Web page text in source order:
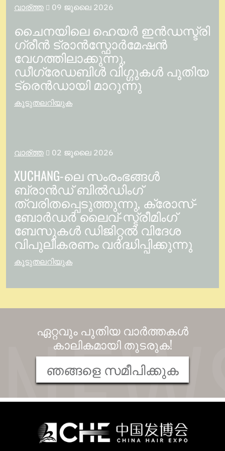
വാര്ത്ത  09 ജൂലൈ 2026
ചൈനയിലെ ഹെയർ ഇൻഡസ്ട്രി
ഗ്രീൻ ട്രാൻസ്ഫോർമേഷൻ
വേഗത്തിലാക്കുന്നു,
ഡീഗ്രേഡബിൾ വിഗ്ഗുകൾ പുതിയ
ട്രെൻഡായി മാറുന്നു
കൂടുതലറിയുക
വാര്ത്ത  02 ജൂലൈ 2026
XUCHANG-ലെ സംരംഭങ്ങൾ
ബ്രാൻഡ് ബിൽഡിംഗ്
ത്വരിതപ്പെടുത്തുന്നു, ക്രോസ്-
ബോർഡർ ലൈവ്-സ്ട്രീമിംഗ്
ബേസുകൾ ഡിജിറ്റൽ വിദേശ
വിപുലീകരണം വർദ്ധിപ്പിക്കുന്നു
കൂടുതലറിയുക
ഏറ്റവും പുതിയ വാർത്തകൾ
കാലികമായി തുടരുക!
ഞങ്ങളെ സമീപിക്കുക